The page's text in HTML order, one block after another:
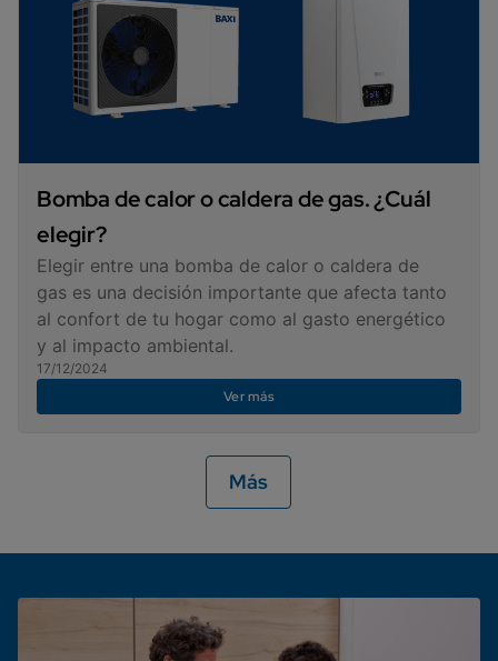
Bomba de calor o caldera de gas. ¿Cuál
elegir?
Elegir entre una bomba de calor o caldera de
gas es una decisión importante que afecta tanto
al confort de tu hogar como al gasto energético
y al impacto ambiental.
17/12/2024
Ver más
Más